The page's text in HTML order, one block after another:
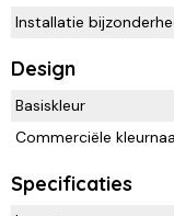
Installatie
Design
Basiskleur
Commerciële
Specificaties